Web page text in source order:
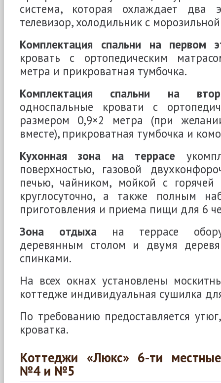
система, которая охлаждает два
телевизор, холодильник с
Комплектация спальни на первом
кровать с ортопедическим
метра и прикроватная тумбочка.
Комплектация спальни на
односпальные кровати с
размером 0,9×2 метра (при
вместе), прикроватная тумбочка и
Кухонная зона на террасе
поверхностью, газовой
печью, чайником, мойкой с
круглосуточно, а также полным
приготовления и приема пищи для 6
Зона отдыха на террасе
деревянным столом и двумя
спинками.
На всех окнах установлены
коттедже индивидуальная сушилка
По требованию предоставляется
кроватка.
Коттеджи «Люкс» 6-ти
№4 и №5